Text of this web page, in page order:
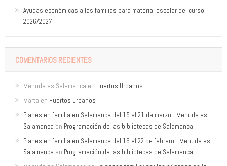
Ayudas económicas a las familias para material escolar del curso
2026/2027
COMENTARIOS RECIENTES
Menuda es Salamanca en Huertos Urbanos
Marta en Huertos Urbanos
Planes en familia en Salamanca del 15 al 21 de marzo - Menuda es
Salamanca en Programación de las bibliotecas de Salamanca
Planes en familia en Salamanca del 16 al 22 de febrero - Menuda es
Salamanca en Programación de las bibliotecas de Salamanca